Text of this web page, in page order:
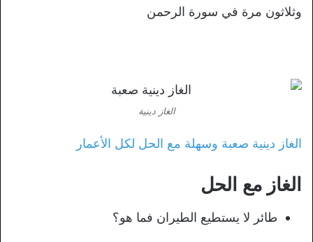
وثلاثون مرة في سورة الرحمن
الغاز دينية
الغاز دينية صعبة وسهلة مع الحل لكل الأعمار
الغاز مع الحل
طائر لا يستطيع الطيران فما هو؟